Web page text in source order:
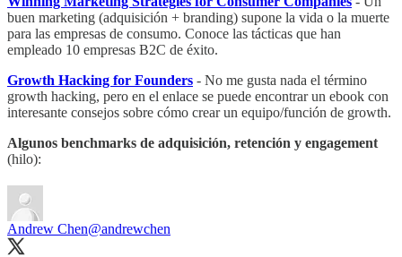
buen marketing (adquisición + branding) supone la vida o la muerte
para las empresas de consumo. Conoce las tácticas que han
empleado 10 empresas B2C de éxito.
Growth Hacking for Founders - No me gusta nada el término
growth hacking, pero en el enlace se puede encontrar un ebook con
interesante consejos sobre cómo crear un equipo/función de growth.
Algunos benchmarks de adquisición, retención y engagement
(hilo):
Andrew Chen@andrewchen